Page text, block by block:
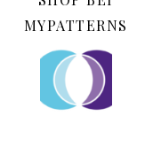
MYPATTERNS